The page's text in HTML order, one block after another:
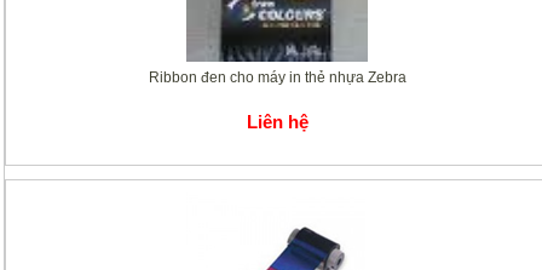
Ribbon đen cho máy in thẻ nhựa Zebra
Liên hệ